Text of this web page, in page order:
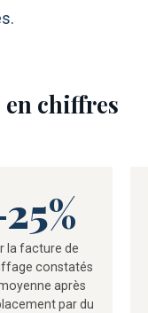
en chiffres
la facture de
constatés
après
par du